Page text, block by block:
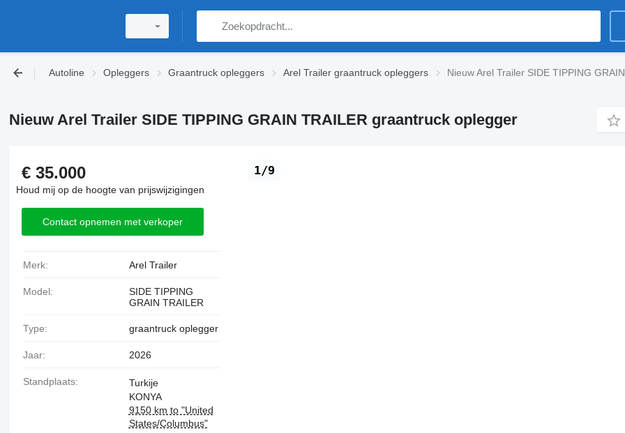
Autoline Opleggers Graantruck opleggers Arel Trailer graantruck opleggers Nieuw Arel Trailer SIDE TIPPING
Nieuw Arel Trailer SIDE TIPPING GRAIN TRAILER graantruck oplegger
1/9
€ 35.000
Houd mij op de hoogte van prijswijzigingen
Contact opnemen met verkoper
Merk: Arel Trailer
Model:
SIDE TIPPING
GRAIN TRAILER
Type: graantruck oplegger
Jaar: 2026
Standplaats:
Turkije
KONYA
9150 km to "United
States/Columbus"